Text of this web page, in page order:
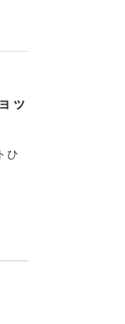
ッ
ひ